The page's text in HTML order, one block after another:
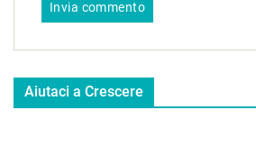
Aiutaci a Crescere